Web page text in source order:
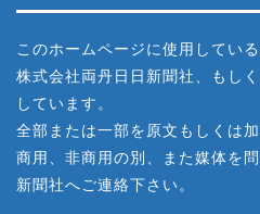
このホームページに使用してい
株式会社両丹日日新聞社、もし
しています。
全部または一部を原文もしくは
商用、非商用の別、また媒体を
新聞社へご連絡下さい。